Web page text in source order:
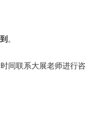
。
间联系大展老师进行咨